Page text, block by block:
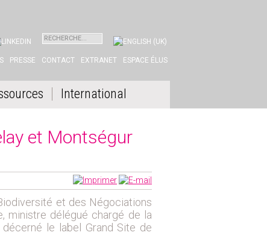
PRESSE CONTACT EXTRANET ESPACE ÉLUS
International
et Montségur
et des Négociations
ministre délégué chargé de la
le label Grand Site de